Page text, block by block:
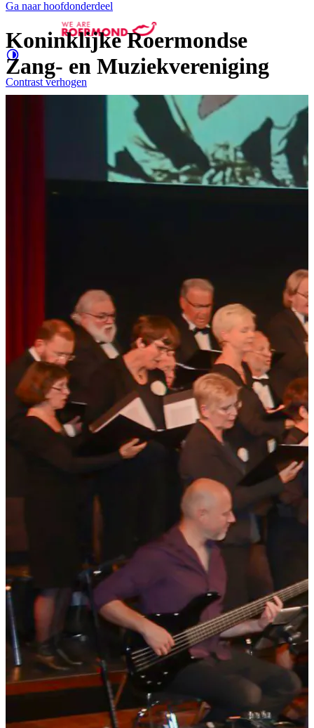
Ga naar hoofdonderdeel
Contrastverhogen
Koninklijke Roermondse
Zang- en Muziekvereniging